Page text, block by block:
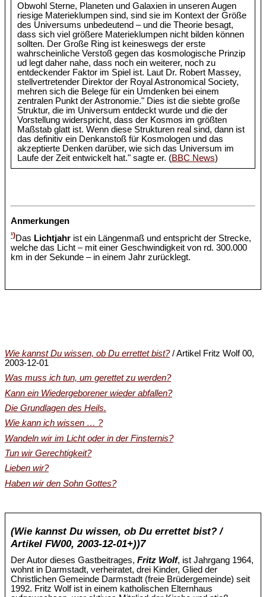
Obwohl Sterne, Planeten und Galaxien in unseren Augen
riesige Materieklumpen sind, sind sie im Kontext der Größe
des Universums unbedeutend – und die Theorie besagt,
dass sich viel größere Materieklumpen nicht bilden können
sollten. Der Große Ring ist keineswegs der erste
wahrscheinliche Verstoß gegen das kosmologische Prinzip
ud legt daher nahe, dass noch ein weiterer, noch zu
entdeckender Faktor im Spiel ist. Laut Dr. Robert Massey,
stellvertretender Direktor der Royal Astronomical Society,
mehren sich die Belege für ein Umdenken bei einem
zentralen Punkt der Astronomie." Dies ist die siebte große
Struktur, die im Universum entdeckt wurde und die der
Vorstellung widerspricht, dass der Kosmos im größten
Maßstab glatt ist. Wenn diese Strukturen real sind, dann ist
das definitiv ein Denkanstoß für Kosmologen und das
akzeptierte Denken darüber, wie sich das Universum im
Laufe der Zeit entwickelt hat." sagte er. (BBC News)
Anmerkungen
¹)Das Lichtjahr ist ein Längenmaß und entspricht der Strecke,
welche das Licht – mit einer Geschwindigkeit von rd. 300.000
km in der Sekunde – in einem Jahr zurücklegt.
Wie kannst Du wissen, ob Du errettet bist?/ Artikel Fritz Wolf 00,
2003-12-01
Was muss ich tun, um gerettet zu werden?
Kann ein Wiedergeborener wieder abfallen?
Die Grundlagen des Heils.
Wie kann ich wissen … ?
Wandeln wir im Licht oder in der Finsternis?
Tun wir Gerechtigkeit?
Lieben wir?
Haben wir den Sohn Gottes?
(Wie kannst Du wissen, ob Du errettet bist? /
Artikel FW00, 2003-12-01+))7
Der Autor dieses Gastbeitrages,Fritz Wolf, ist Jahrgang 1964,
wohnt in Darmstadt, verheiratet, drei Kinder, Glied der
Christlichen Gemeinde Darmstadt (freie Brüdergemeinde) seit
1992. Fritz Wolf ist in einem katholischen Elternhaus